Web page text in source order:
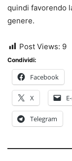
quindi favorendo
genere.
Post Views: 9
Condividi:
Facebook
X
Telegram